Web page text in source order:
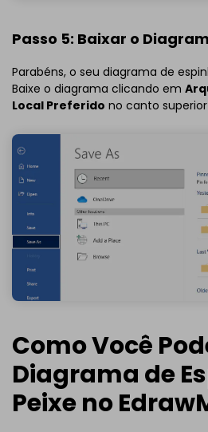
Passo 5: Baixar o
Parabéns, o seu diagrama de
Baixe o diagrama clicando em
Local Preferido no canto
Como Você
Diagrama de
Peixe no